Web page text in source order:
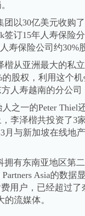
团以30亿美元收购
签订15年人寿保险
寿保险公司约30%
楷从亚洲最大的私
的股权，利用这个
人寿越南的分公
之一的Peter Thiel
李泽楷共投资了3
月与新加坡在线地
拥有东南亚地区第
Asia的数据
用户，已经超过
流媒体。